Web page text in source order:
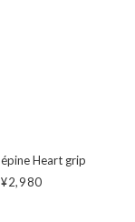
épine Heart grip
¥2,980